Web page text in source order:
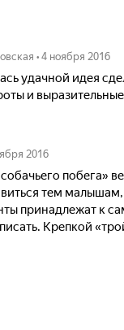
• 4 ноября 2016
удачной идея
и
2016
побега»
тем
принадлежат к
Крепкой